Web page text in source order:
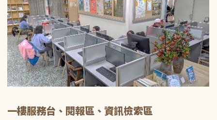
一樓服務台、閱報區、資訊檢索區